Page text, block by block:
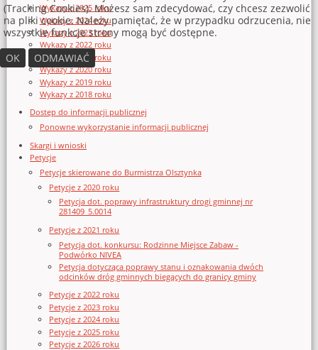
Wykazy z 2025 roku
Wykazy z 2024 roku
Wykazy z 2023 roku
Wykazy z 2022 roku
Wykazy z 2021 roku
Wykazy z 2020 roku
Wykazy z 2019 roku
Wykazy z 2018 roku
Dostęp do informacji publicznej
Ponowne wykorzystanie informacji publicznej
Skargi i wnioski
Petycje
Petycje skierowane do Burmistrza Olsztynka
Petycje z 2020 roku
Petycja dot. poprawy infrastruktury drogi gminnej nr
281409_5.0014
Petycje z 2021 roku
Petycja dot. konkursu: Rodzinne Miejsce Zabaw -
Podwórko NIVEA
Petycja dotycząca poprawy stanu i oznakowania dwóch
odcinków dróg gminnych biegących do granicy gminy
Petycje z 2022 roku
Petycje z 2023 roku
Petycje z 2024 roku
Petycje z 2025 roku
Petycje z 2026 roku
(Tracking Cookies). Możesz sam zdecydować, czy chcesz zezwolić
na pliki cookie. Należy pamiętać, że w przypadku odrzucenia, nie
wszystkie funkcje strony mogą być dostępne.
OK
ODMAWIAĆ